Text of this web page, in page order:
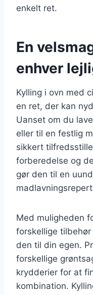
enkelt ret.
En
enhver
Kylling i ovn med
en ret, der kan
Uanset om du
eller til en festlig
sikkert
forberedelse og
gør den til en
Med muligheden
forskellige
den til din egen.
forskellige
krydderier for at
kombination.